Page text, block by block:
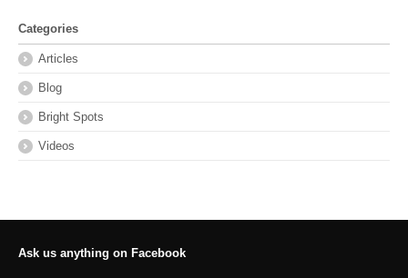
Categories
Articles
Blog
Bright Spots
Videos
Ask us anything on Facebook